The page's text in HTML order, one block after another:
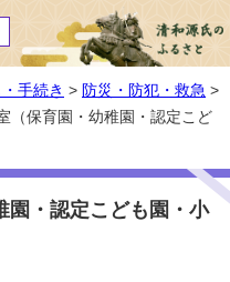
手続き > 防災・防犯・救急 >
（保育園・幼稚園・認定こど
園・認定こども園・小